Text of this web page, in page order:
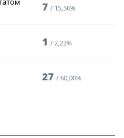
матчей
комитет
7 15,56%
1 2,22%
27 60,00%